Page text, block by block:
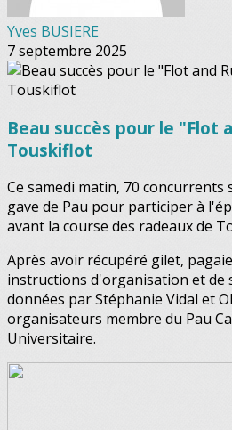
Yves BUSIERE
7 septembre 2025
Beau succès pour le "Flot
Touskiflot
Ce samedi matin, 70 concurrents
gave de Pau pour participer à
avant la course des radeaux de
Après avoir récupéré gilet,
instructions d'organisation et de
données par Stéphanie Vidal et
organisateurs membre du Pau
Universitaire.